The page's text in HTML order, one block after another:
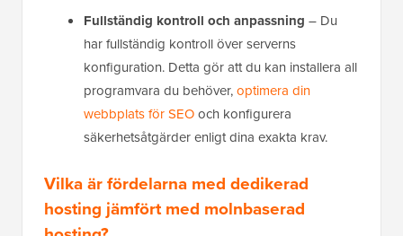
Fullständig kontroll och anpassning – Du
har fullständig kontroll över serverns
konfiguration. Detta gör att du kan installera all
programvara du behöver,optimera din
webbplats för SEOoch konfigurera
säkerhetsåtgärder enligt dina exakta krav.
Vilka är fördelarna med dedikerad
hosting jämfört med molnbaserad